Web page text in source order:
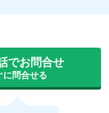
でお問合せ
に問合せる